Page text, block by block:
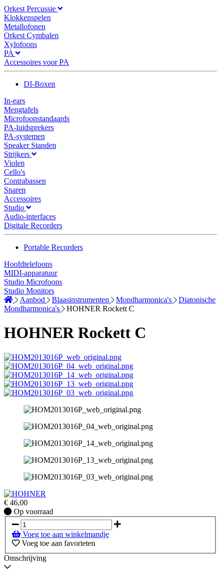
Orkest Percussie
Klokkenspelen
Metallofonen
Orkest Cymbalen
Xylofoons
PA
Accessoires voor PA
DI-Boxen
In-ears
Mengtafels
Microfoonstandaards
PA-luidsprekers
PA-systemen
Speaker Standen
Strijkers
Violen
Cello's
Contrabassen
Snaren
Accessoires
Studio
Audio-interfaces
Digitale Recorders
Portable Recorders
Hoofdtelefoons
MIDI-apparatuur
Studio Microfoons
Studio Monitors
Aanbod
Blaasinstrumenten Mondharmonica's
Diatonische
Mondharmonica's
HOHNER Rockett C
HOHNER Rockett C
€ 46,00
Op
voorraad
Op voorraad
Voeg toe aan winkelmandje
Voeg toe aan favorieten
Omschrijving